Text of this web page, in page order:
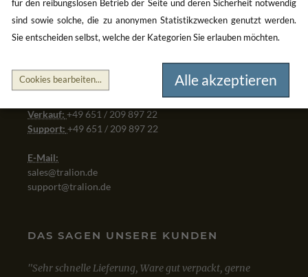
oemhandel24 UG (haftungsbeschränkt)
Germany
Verkauf: +49 651 / 209 897 22
Support: +49 651 / 209 897 22
E-Mail:
sales@tralion.de
support@tralion.de
DAS SAGEN UNSERE KUNDEN
Sehr schnelle Lieferung, Ware gut verpackt, gerne
für den reibungslosen Betrieb der Seite und deren Sicherheit notwendig
sind sowie solche, die zu anonymen Statistikzwecken genutzt werden.
Sie entscheiden selbst, welche der Kategorien Sie erlauben möchten.
Cookies bearbeiten... Alle akzeptieren